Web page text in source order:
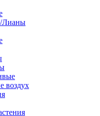
Лианы
воздух